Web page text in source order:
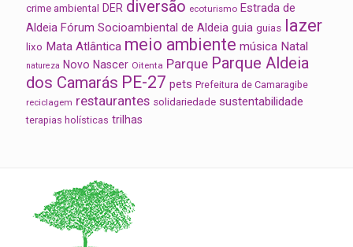
crime ambiental DER diversão ecoturismo Estrada de
Aldeia Fórum Socioambiental de Aldeia guia guias lazer
lixo Mata Atlântica meio ambiente música Natal
natureza Novo Nascer Oitenta Parque Parque Aldeia
dos Camarás PE-27 pets Prefeitura de Camaragibe
reciclagem restaurantes solidariedade sustentabilidade
terapias holísticas trilhas